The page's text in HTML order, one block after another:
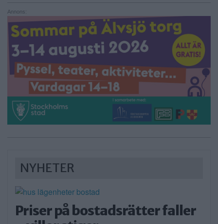
Annons:
NYHETER
Priser på bostadsrätter faller